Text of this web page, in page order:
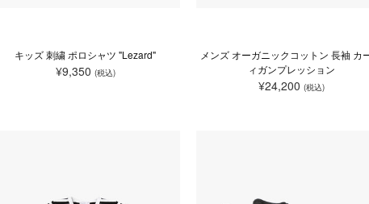
キッズ 刺繍 ポロシャツ "Lezard"
¥9,350 (税込)
メンズ オーガニックコットン 長袖 カ
ィガンプレッション
¥24,200 (税込)